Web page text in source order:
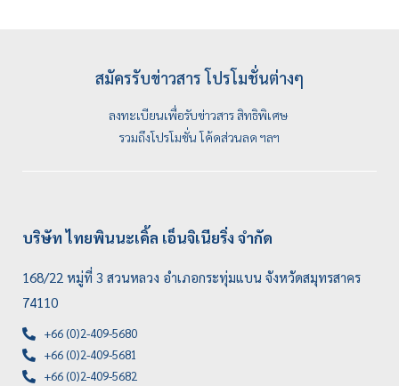
สมัครรับข่าวสาร โปรโมชั่นต่างๆ
ลงทะเบียนเพื่อรับข่าวสาร สิทธิพิเศษ
รวมถึงโปรโมชั่น โค้ดส่วนลด ฯลฯ
บริษัท ไทยพินนะเคิ้ล เอ็นจิเนียริ่ง จำกัด
168/22 หมู่ที่ 3 สวนหลวง อำเภอกระทุ่มแบน จังหวัดสมุทรสาคร
74110
+66 (0)2-409-5680
+66 (0)2-409-5681
+66 (0)2-409-5682